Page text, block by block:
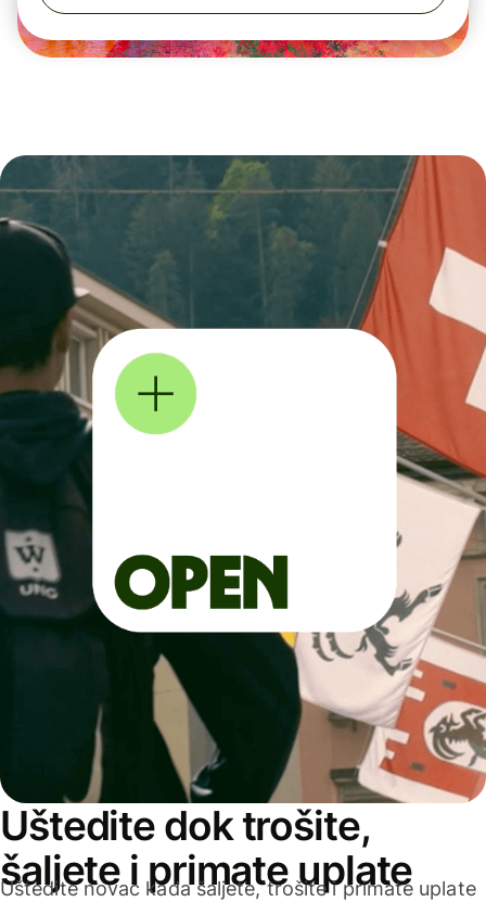
Uštedite dok trošite,
šaljete i primate uplate
Uštedite novac kada šaljete, trošite i primate uplate